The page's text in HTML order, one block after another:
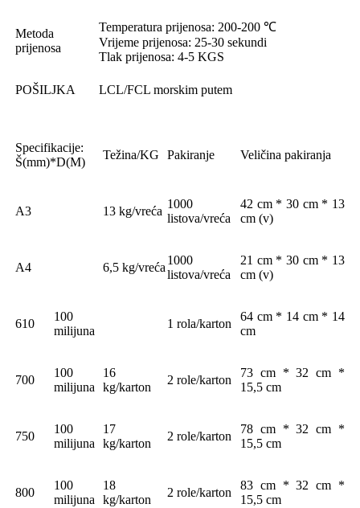
Metoda
prijenosa
Temperatura prijenosa: 200-200 ℃
Vrijeme prijenosa: 25-30 sekundi
Tlak prijenosa: 4-5 KGS
POŠILJKA LCL/FCL morskim putem
Specifikacije:
Š(mm)*D(M)
Težina/KG Pakiranje Veličina pakiranja
A3 13 kg/vreća
1000
listova/vreća
42 cm * 30 cm * 13
cm (v)
A4 6,5 kg/vreća
1000
listova/vreća
21 cm * 30 cm * 13
cm (v)
610
100
milijuna
1 rola/karton
64 cm * 14 cm * 14
cm
700
100
milijuna
16
kg/karton
2 role/karton
73 cm * 32 cm *
15,5 cm
750
100
milijuna
17
kg/karton
2 role/karton
78 cm * 32 cm *
15,5 cm
800
100
milijuna
18
kg/karton
2 role/karton
83 cm * 32 cm *
15,5 cm